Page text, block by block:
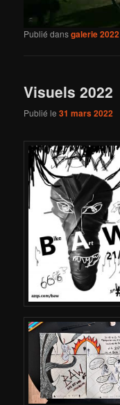
Publié dansgalerie 2022
Visuels 2022
Publié le31 mars 2022